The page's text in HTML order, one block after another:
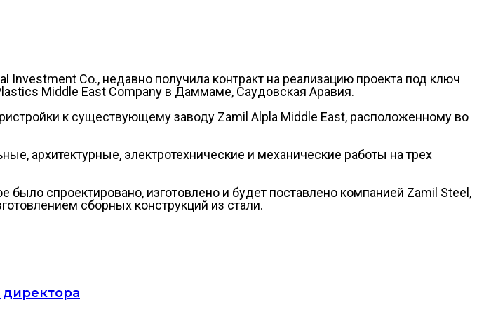
Co., недавно получила контракт на реализацию проекта под ключ
Middle East Company в Даммаме, Саудовская Аравия.
к существующему заводу Zamil Alpla Middle East, расположенному во
архитектурные, электротехнические и механические работы на трех
спроектировано, изготовлено и будет поставлено компанией Zamil Steel,
сборных конструкций из стали.
директора